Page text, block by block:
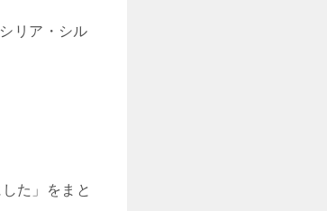
リア・シル
た」をまと